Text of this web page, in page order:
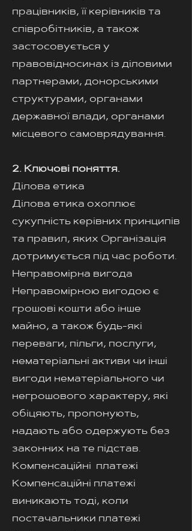
працівників, її керівників та
співробітників, а також
застосовується у
правовідносинах із діловими
партнерами, донорськими
структурами, органами
державної влади, органами
місцевого самоврядування.
2. Ключові поняття.
Ділова етика
Ділова етика охоплює
сукупність керівних принципів
та правил, яких Організація
дотримується під час роботи.
Неправомірна вигода
Неправомірною вигодою є
грошові кошти або інше
майно, а також будь-які
переваги, пільги, послуги,
нематеріальні активи чи інші
вигоди нематеріального чи
негрошового характеру, які
обіцяють, пропонують,
надають або одержують без
законних на те підстав.
Компенсаційні платежі
Компенсаційні платежі
виникають тоді, коли
постачальники платежі